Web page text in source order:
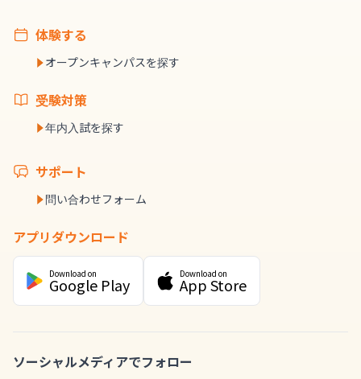
体験する
オープンキャンパスを探す
受験対策
年内入試を探す
サポート
問い合わせフォーム
アプリダウンロード
Download on
Google Play
Download on
App Store
ソーシャルメディアでフォロー